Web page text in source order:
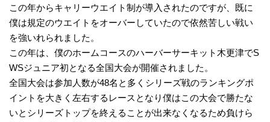
この年からキャリーウエイト制が導入されたのですが、既に
僕は規定のウエイトをオーバーしていたので依然苦しい戦い
を強いれられました。
この年は、僕のホームコースのハーバーサーキット木更津でS
WSジュニア初となる全国大会が開催されました。
全国大会は参加人数が48名と多くシリーズ戦のランキングポ
イントを大きく左右するレースとなり僕はこの大会で勝たな
いとシリーズトップを終えることが出来なくなるため負けら